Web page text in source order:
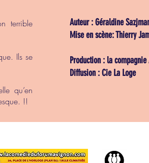
terrible
Ils se
qu’en
!!
Auteur : Géraldine
Mise en scène: Thierry
Production : la
Diffusion : Cie La Loge